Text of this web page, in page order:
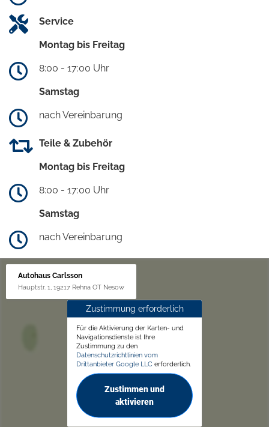
Service
Montag bis Freitag
8:00 - 17:00 Uhr
Samstag
nach Vereinbarung
Teile & Zubehör
Montag bis Freitag
8:00 - 17:00 Uhr
Samstag
nach Vereinbarung
Autohaus Carlsson
Hauptstr. 1, 19217 Rehna OT Nesow
Zustimmung erforderlich
Für die Aktivierung der Karten- und
Navigationsdienste ist Ihre
Zustimmung zu den
Datenschutzrichtlinien vom
Drittanbieter Google LLC erforderlich.
Zustimmen und
aktivieren